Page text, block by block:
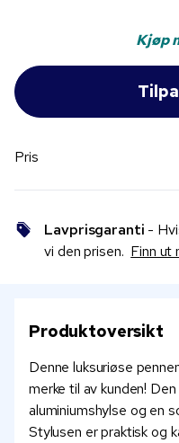
Kjøp
Pris
Lavprisgaranti -
vi den prisen. Finn ut
Produktoversikt
Denne luksuriøse
merke til av kunden!
aluminiumshylse og en
Stylusen er praktisk og